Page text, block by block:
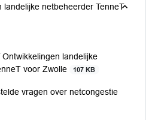
landelijke netbeheerder TenneT
Ontwikkelingen landelijke
voor Zwolle
107 KB
vragen over netcongestie